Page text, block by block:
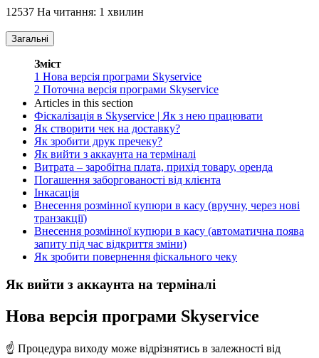
12537 На читання: 1 хвилин
Загальні
Зміст
1 Нова версія програми Skyservice
2 Поточна версія програми Skyservice
Articles in this section
Фіскалізація в Skyservice | Як з нею працювати
Як створити чек на доставку?
Як зробити друк пречеку?
Як вийти з аккаунта на терміналі
Витрата – заробітна плата, прихід товару, оренда
Погашення заборгованості від клієнта
Інкасація
Внесення розмінної купюри в касу (вручну, через нові
транзакції)
Внесення розмінної купюри в касу (автоматична поява
запиту під час відкриття зміни)
Як зробити повернення фіскального чеку
Як вийти з аккаунта на терміналі
Нова версія програми Skyservice
☝️ Процедура виходу може відрізнятись в залежності від